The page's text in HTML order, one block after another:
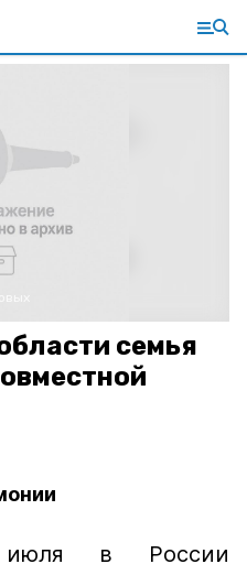
семья
в России